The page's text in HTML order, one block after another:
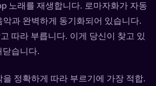
노래를 재생합니다. 로마자화가 자동
악과 완벽하게 동기화되어 있습니다.
따라 부릅니다. 이게 당신이 찾고 있
닫습니다.
을 정확하게 따라 부르기에 가장 적합.